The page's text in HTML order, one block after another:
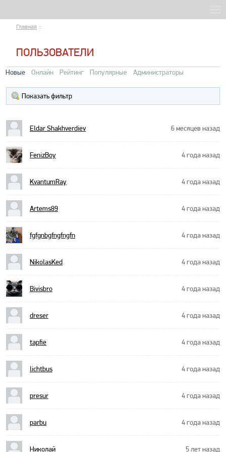
Главная ::
ПОЛЬЗОВАТЕЛИ
Новые Онлайн Рейтинг Популярные Администраторы
Показать фильтр
Eldar Shakhverdiev 6 месяцев назад
FenizBoy 4 года назад
KvantumRay 4 года назад
Artems89 4 года назад
fgfgnbgfngfngfn 4 года назад
NikolasKed 4 года назад
Bivisbro 4 года назад
dreser 4 года назад
tapfie 4 года назад
lichtbus 4 года назад
presur 4 года назад
parbu 4 года назад
Николай 5 лет назад